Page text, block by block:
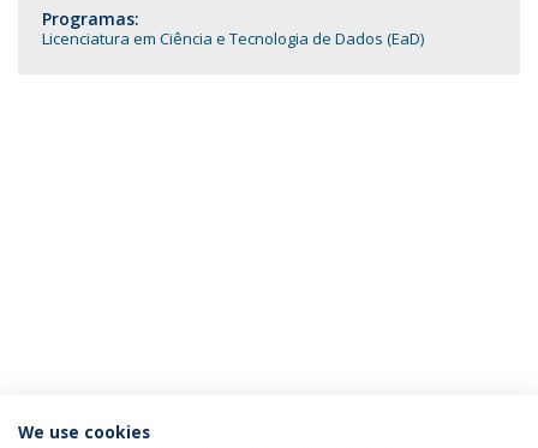
Programas:
Licenciatura em Ciência e Tecnologia de Dados (EaD)
We use cookies